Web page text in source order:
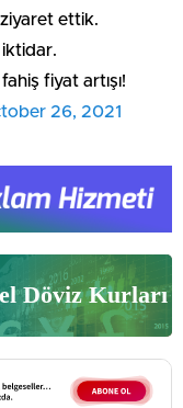
ziyaret ettik.
fiyat artışı!
26, 2021
Döviz Kurları